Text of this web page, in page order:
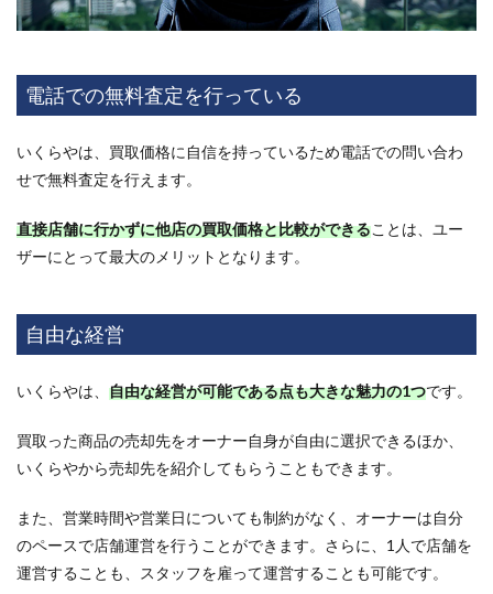
ブラ
ンド
リュ
ーの
フラ
ャイ
ズ評
判
オー
ナー
ーの
口コ
ミか
リッ
解説
18
堂の
フラ
ンチ
ャイ
ズは
電話での無料査定を行っている
いくらやは、買取価格に自信を持っているため電話での問い合わ
せで無料査定を行えます。
直接店舗に行かずに他店の買取価格と比較ができることは、ユー
ザーにとって最大のメリットとなります。
自由な経営
いくらやは、 自由な経営が可能である点も大きな魅力の1つです。
買取った商品の売却先をオーナー自身が自由に選択できるほか、
いくらやから売却先を紹介してもらうこともできます。
また、営業時間や営業日についても制約がなく、オーナーは自分
のペースで店舗運営を行うことができます。さらに、1人で店舗を
運営することも、スタッフを雇って運営することも可能です。